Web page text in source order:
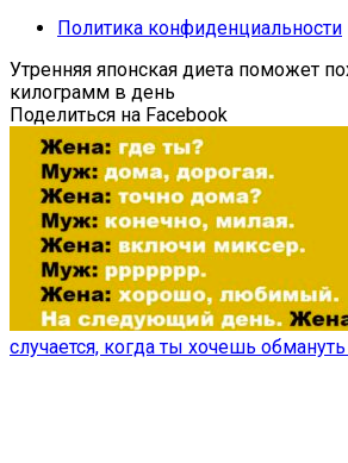
Политика конфиденциальности
Утренняя японская диета поможет
килограмм в день
Поделиться на Facebook
случается, когда ты хочешь